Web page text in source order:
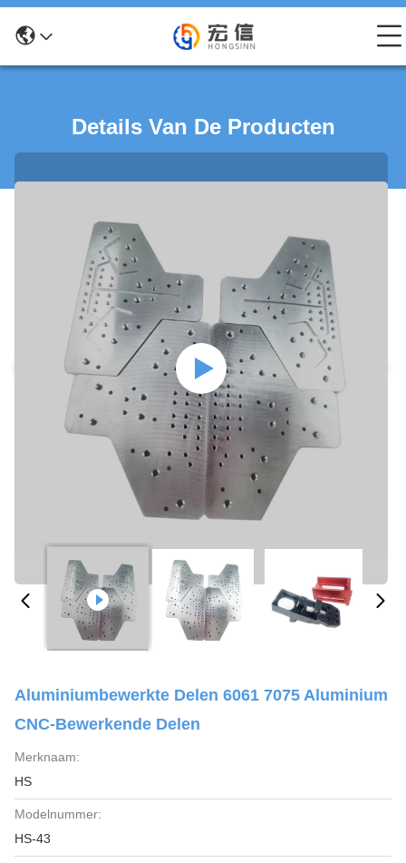
Details Van De Producten
Aluminiumbewerkte Delen 6061 7075 Aluminium
CNC-Bewerkende Delen
Merknaam:
HS
Modelnummer:
HS-43